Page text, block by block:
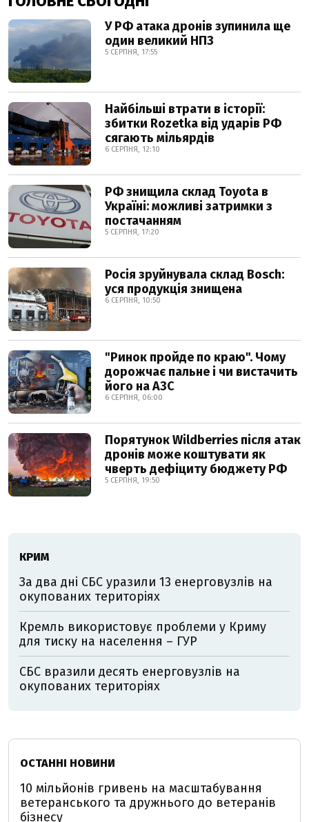
У РФ атака дронів зупинила ще
один великий НПЗ
5 СЕРПНЯ, 17:55
Найбільші втрати в історії:
збитки Rozetka від ударів РФ
сягають мільярдів
6 СЕРПНЯ, 12:10
РФ знищила склад Toyota в
Україні: можливі затримки з
постачанням
5 СЕРПНЯ, 17:20
Росія зруйнувала склад Bosch:
уся продукція знищена
6 СЕРПНЯ, 10:50
"Ринок пройде по краю". Чому
дорожчає пальне і чи вистачить
його на АЗС
6 СЕРПНЯ, 06:00
Порятунок Wildberries після атак
дронів може коштувати як
чверть дефіциту бюджету РФ
5 СЕРПНЯ, 19:50
КРИМ
За два дні СБС уразили 13 енерговузлів на
окупованих територіях
Кремль використовує проблеми у Криму
для тиску на населення – ГУР
СБС вразили десять енерговузлів на
окупованих територіях
ОСТАННІ НОВИНИ
10 мільйонів гривень на масштабування
ветеранського та дружнього до ветеранів
бізнесу